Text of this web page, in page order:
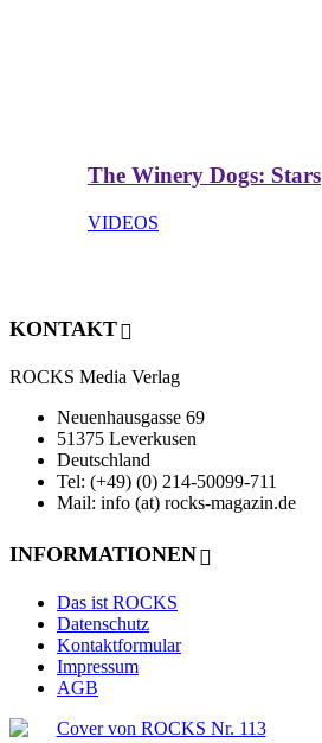
The Winery Dogs: Stars
VIDEOS
KONTAKT
ROCKS Media Verlag
Neuenhausgasse 69
51375 Leverkusen
Deutschland
Tel: (+49) (0) 214-50099-711
Mail: info (at) rocks-magazin.de
INFORMATIONEN
Das ist ROCKS
Datenschutz
Kontaktformular
Impressum
AGB